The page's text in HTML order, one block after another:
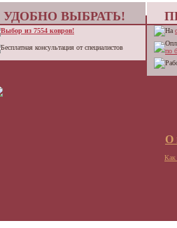
УДОБНО ВЫБРАТЬ!
Выбор из 7554 ковров!
Бесплатная консультация от специалистов
На
по
О
Как